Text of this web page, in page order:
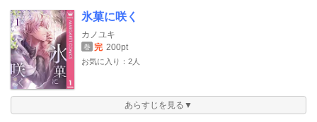
氷菓に咲く
カノユキ
巻 完 200pt
お気に入り：2人
あらすじを見る▼